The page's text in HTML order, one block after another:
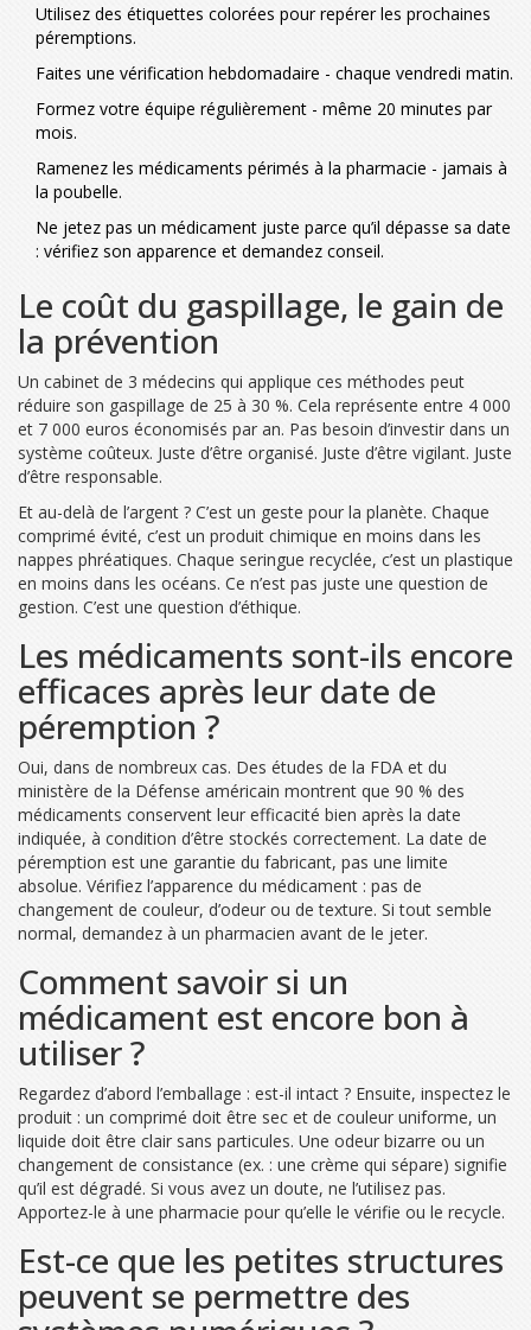
Utilisez des étiquettes colorées pour repérer les prochaines
péremptions.
Faites une vérification hebdomadaire - chaque vendredi matin.
Formez votre équipe régulièrement - même 20 minutes par
mois.
Ramenez les médicaments périmés à la pharmacie - jamais à
la poubelle.
Ne jetez pas un médicament juste parce qu’il dépasse sa date
: vérifiez son apparence et demandez conseil.
Le coût du gaspillage, le gain de
la prévention
Un cabinet de 3 médecins qui applique ces méthodes peut
réduire son gaspillage de 25 à 30 %. Cela représente entre 4 000
et 7 000 euros économisés par an. Pas besoin d’investir dans un
système coûteux. Juste d’être organisé. Juste d’être vigilant. Juste
d’être responsable.
Et au-delà de l’argent ? C’est un geste pour la planète. Chaque
comprimé évité, c’est un produit chimique en moins dans les
nappes phréatiques. Chaque seringue recyclée, c’est un plastique
en moins dans les océans. Ce n’est pas juste une question de
gestion. C’est une question d’éthique.
Les médicaments sont-ils encore
efficaces après leur date de
péremption ?
Oui, dans de nombreux cas. Des études de la FDA et du
ministère de la Défense américain montrent que 90 % des
médicaments conservent leur efficacité bien après la date
indiquée, à condition d’être stockés correctement. La date de
péremption est une garantie du fabricant, pas une limite
absolue. Vérifiez l’apparence du médicament : pas de
changement de couleur, d’odeur ou de texture. Si tout semble
normal, demandez à un pharmacien avant de le jeter.
Comment savoir si un
médicament est encore bon à
utiliser ?
Regardez d’abord l’emballage : est-il intact ? Ensuite, inspectez le
produit : un comprimé doit être sec et de couleur uniforme, un
liquide doit être clair sans particules. Une odeur bizarre ou un
changement de consistance (ex. : une crème qui sépare) signifie
qu’il est dégradé. Si vous avez un doute, ne l’utilisez pas.
Apportez-le à une pharmacie pour qu’elle le vérifie ou le recycle.
Est-ce que les petites structures
peuvent se permettre des